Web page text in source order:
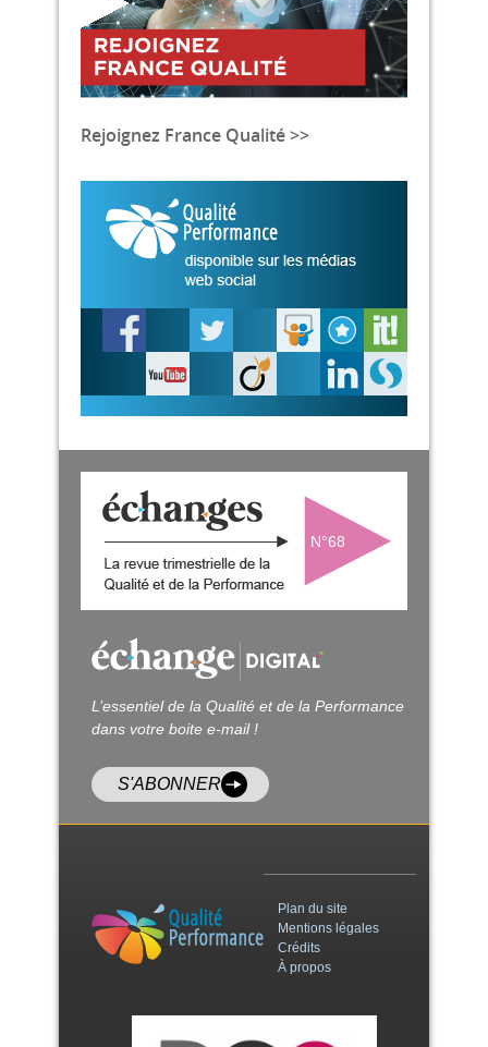
Rejoignez France Qualité >>
N°68
L’essentiel de la Qualité et de la Performance
dans votre boite e-mail !
S'ABONNER
Plan du site
Mentions légales
Crédits
À propos